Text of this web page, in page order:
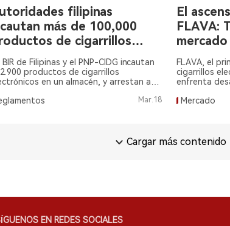
filipinas
más de 100,000
de cigarrillos
en redada.
BIR de Filipinas y el PNP-CIDG incautan
productos de cigarrillos
en un almacén, y arrestan a
Mar.18
El
FLAVA:
FLAVA, el
cigarrillos
enfrenta
de su CEO.
Mercado
Cargar más contenido
EN REDES SOCIALES